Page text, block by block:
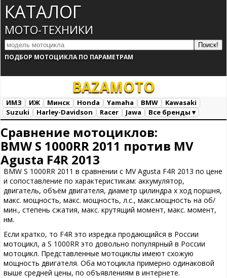
КАТАЛОГ
МОТО-ТЕХНИКИ
ПОДБОР МОТОЦИКЛА ПО ПАРАМЕТРАМ
BAZAMOTO
ИМЗ ИЖ Минск Honda Yamaha BMW
Kawasaki
Suzuki
Harley-Davidson Racer Jawa
Все бренды ▾
Сравнение мотоциклов:
BMW S 1000RR 2011 против MV
Agusta F4R 2013
BMW S 1000RR 2011 в сравнении с MV Agusta F4R 2013 по цене
и сопоставление по характеристикам: аккумулятор,
двигатель, объём двигателя, диаметр цилиндра х ход поршня,
макс. мощность, макс. мощность, л.с., макс.мощность на об/
мин., степень сжатия, макс. крутящий момент, макс. момент,
нм.
Если кратко, то F4R это изредка продающийся в России
мотоцикл, а S 1000RR это довольно популярный в России
мотоцикл. Представленные мотоциклы имеют схожую
мощность двигателя. Оба мотоцикла примерно одинаковой
выше средней цены, по объявлениям в интернете.